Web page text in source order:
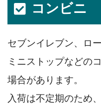
コンビニ
セブンイレブン、ロ
ミニストップなどの
場合があります。
入荷は不定期のため